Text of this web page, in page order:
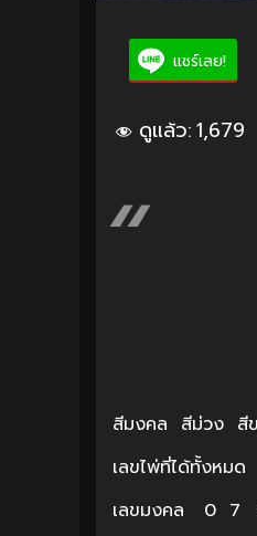
แชร์เลย!
ดูแล้ว:1,679
สีมงคล สีม่วง สี
เลขไพ่ที่ได้ทั้งหม
เลขมงคล 0 7